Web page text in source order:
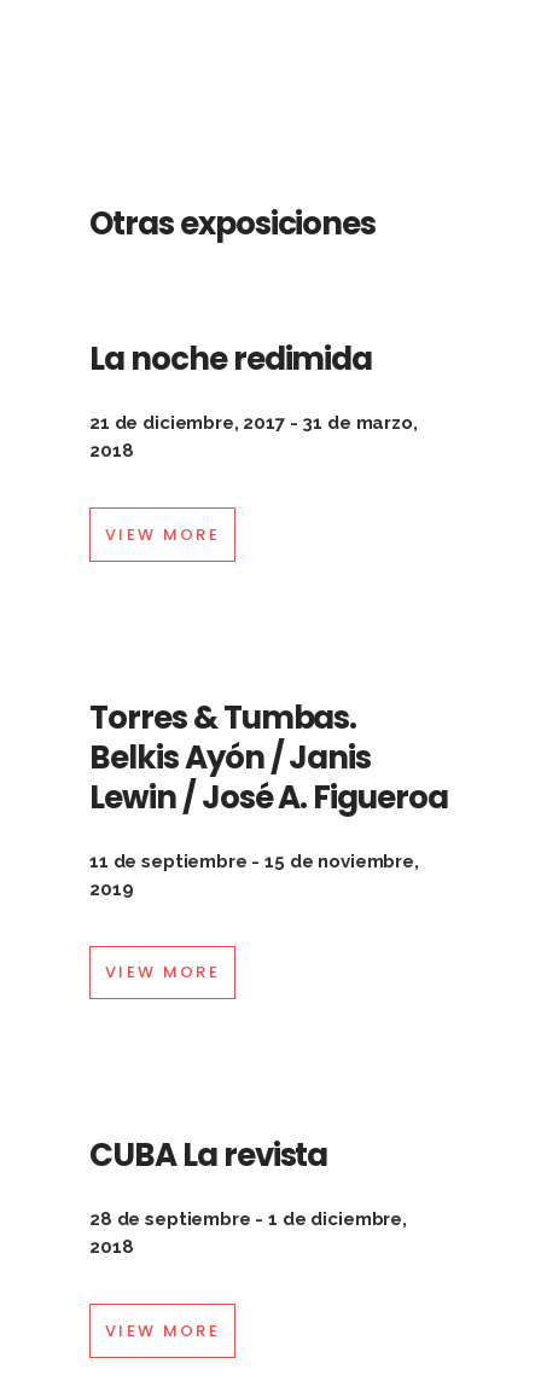
Otras exposiciones
La noche redimida
21 de diciembre, 2017 - 31 de marzo,
2018
VIEW MORE
Torres & Tumbas.
Belkis Ayón / Janis
Lewin / José A. Figueroa
11 de septiembre - 15 de noviembre,
2019
VIEW MORE
CUBA La revista
28 de septiembre - 1 de diciembre,
2018
VIEW MORE